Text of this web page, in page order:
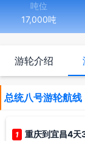
吨位
17,000吨
2013年4月投
米，宽度20.2米，
到近580人.2024年
游轮介绍
总统八号游轮航线
1 重庆到宜昌4天